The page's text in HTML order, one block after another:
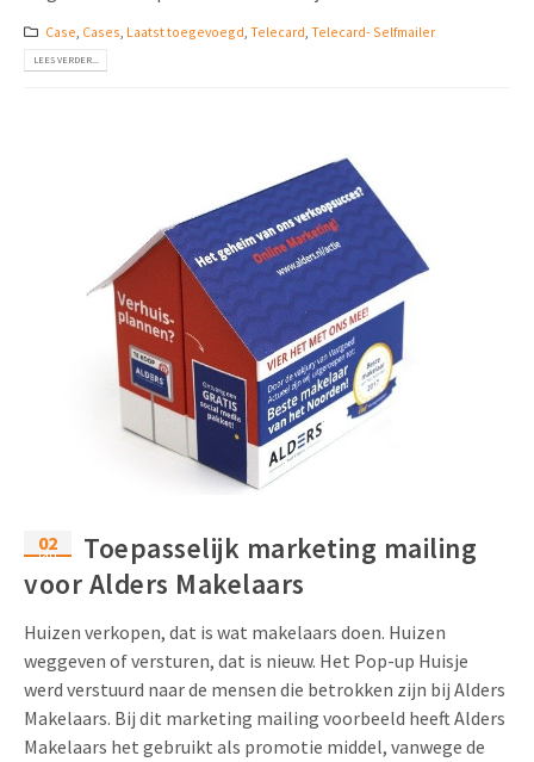
Case, Cases, Laatst toegevoegd, Telecard, Telecard- Selfmailer
LEES VERDER...
02
jan
Toepasselijk marketing mailing
voor Alders Makelaars
Huizen verkopen, dat is wat makelaars doen. Huizen
weggeven of versturen, dat is nieuw. Het Pop-up Huisje
werd verstuurd naar de mensen die betrokken zijn bij Alders
Makelaars. Bij dit marketing mailing voorbeeld heeft Alders
Makelaars het gebruikt als promotie middel, vanwege de